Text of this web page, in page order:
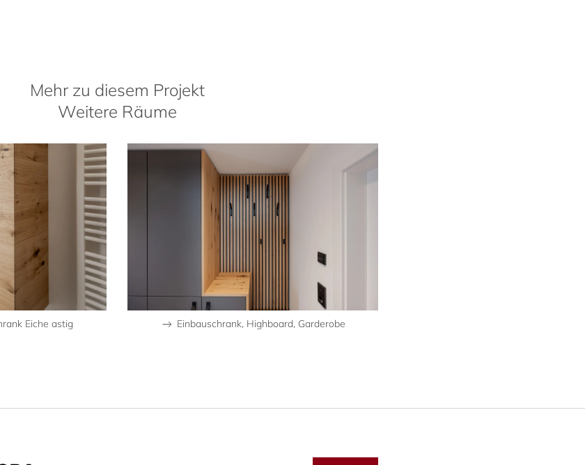
Mehr zu diesem Projekt
Weitere Räume
Eiche astig Einbauschrank, Highboard, Garderobe